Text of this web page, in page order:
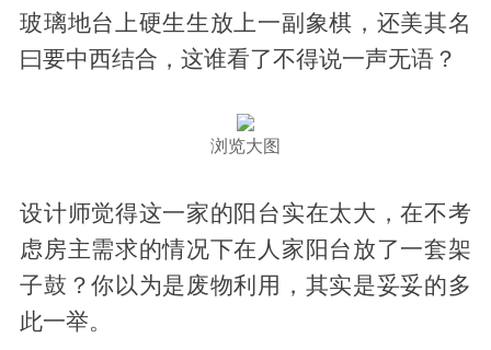
玻璃地台上硬生生放上一副象棋，还美其名
曰要中西结合，这谁看了不得说一声无语？
浏览大图
设计师觉得这一家的阳台实在太大，在不考
虑房主需求的情况下在人家阳台放了一套架
子鼓？你以为是废物利用，其实是妥妥的多
此一举。